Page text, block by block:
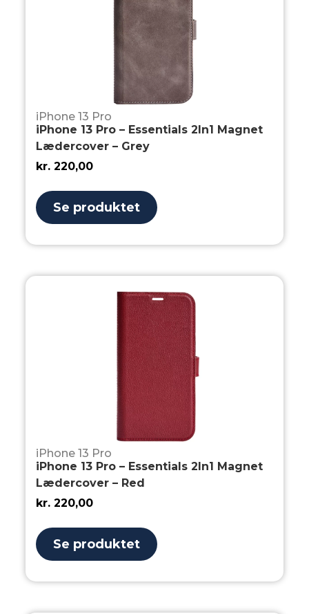
iPhone 13 Pro
iPhone 13 Pro – Essentials 2In1 Magnet
Lædercover – Grey
kr. 220,00
Se produktet
iPhone 13 Pro
iPhone 13 Pro – Essentials 2In1 Magnet
Lædercover – Red
kr. 220,00
Se produktet